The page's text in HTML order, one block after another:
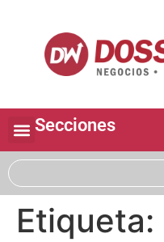
Secciones
Etiqueta: